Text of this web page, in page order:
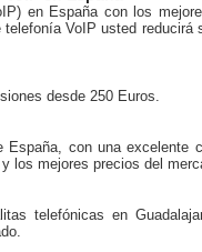
en España con los
VoIP usted reducirá
desde 250 Euros.
España, con una excelente
los mejores precios del
telefónicas en